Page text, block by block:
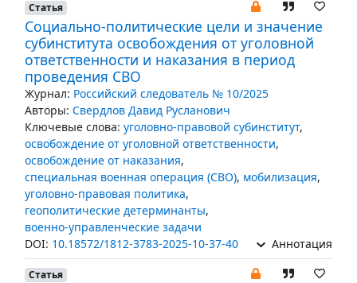
Статья
Социально-политические цели и значение
субинститута освобождения от уголовной
ответственности и наказания в период
проведения СВО
Журнал: Российский следователь № 10/2025
Авторы: Свердлов Давид Русланович
Ключевые слова: уголовно-правовой субинститут,
освобождение от уголовной ответственности,
освобождение от наказания,
специальная военная операция (СВО), мобилизация,
уголовно-правовая политика,
геополитические детерминанты,
военно-управленческие задачи
DOI: 10.18572/1812-3783-2025-10-37-40 Аннотация
Статья